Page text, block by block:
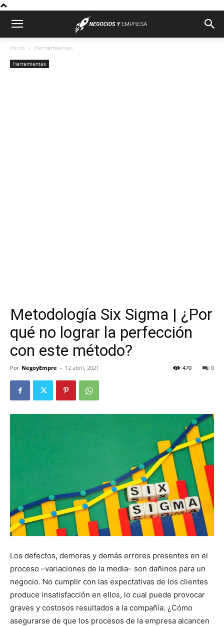
Inicio Herramientas
Herramientas
Metodología Six Sigma | ¿Por
qué no lograr la perfección
con este método?
Por NegoyEmpre - 12 abril, 2021 0
470
Los defectos, demoras y demás errores presentes en el
proceso –variaciones de la media– son dañinos para un
negocio. No cumplir con las expectativas de los clientes
produce insatisfacción en ellos, lo cual puede provocar
graves y costosos resultados a la compañía. ¿Cómo
asegurarse de que los procesos de la empresa alcancen